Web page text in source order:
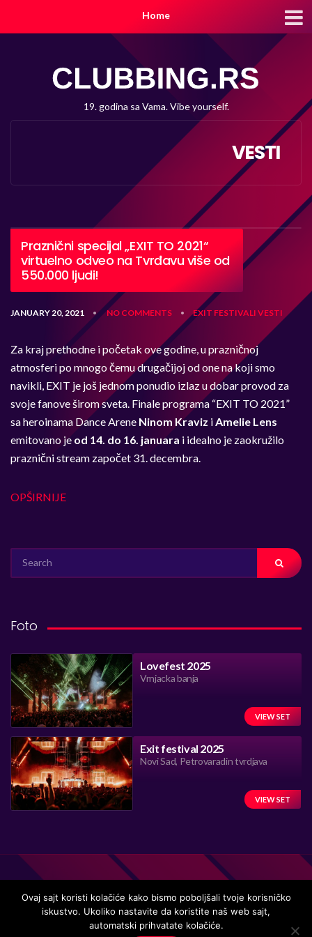
Home
19. godina sa Vama. Vibe yourself.
VESTI
Praznični specijal „EXIT TO 2021“
virtuelno odveo na Tvrđavu više od
550.000 ljudi!
JANUARY 20, 2021 • NO COMMENTS • EXIT FESTIVALI VESTI
Za kraj prethodne i početak ove godine, u prazničnoj
atmosferi po mnogo čemu drugačijoj od one na koji smo
navikli, EXIT je još jednom ponudio izlaz u dobar provod za
svoje fanove širom sveta. Finale programa “EXIT TO 2021”
sa heroinama Dance Arene Ninom Kraviz iAmelie Lens
emitovano je od 14. do 16. januara i idealno je zaokružilo
praznični stream započet 31. decembra.
OPŠIRNIJE
FOR:
Foto
Lovefest 2025
Vrnjacka banja
VIEW SET
Exit festival 2025
Novi Sad, Petrovaradin tvrdjava
VIEW SET
Handmade in Serbia 15 years ago, while listening to the great
Ovaj sajt koristi kolačiće kako bismo poboljšali tvoje korisničko
iskustvo. Ukoliko nastavite da koristite naš web sajt,
automatski prihvatate kolačiće.